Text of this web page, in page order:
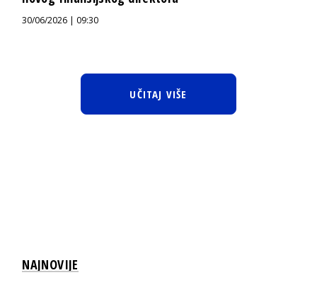
30/06/2026 | 09:30
UČITAJ VIŠE
NAJNOVIJE